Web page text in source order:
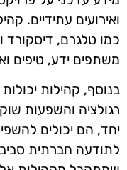
ואירועים עתידיים.
כמו טלגרם, דיסקורד
משתפים ידע, טיפים
בנוסף, קהילות
רגולציה והשפעות
יחד, הם יכולים
לתודעה חברתית